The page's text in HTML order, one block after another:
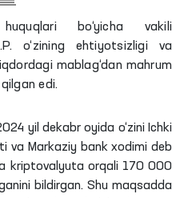
bo‘yicha vakili
o‘zining ehtiyotsizligi va
mablag‘dan mahrum
edi.
yil dekabr oyida o‘zini Ichki
va Markaziy bank xodimi deb
kriptovalyuta orqali 170 000
bildirgan. Shu maqsadda